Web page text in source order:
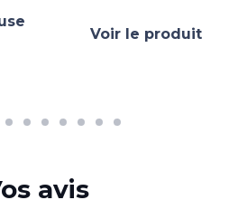
Voir le produit
avis